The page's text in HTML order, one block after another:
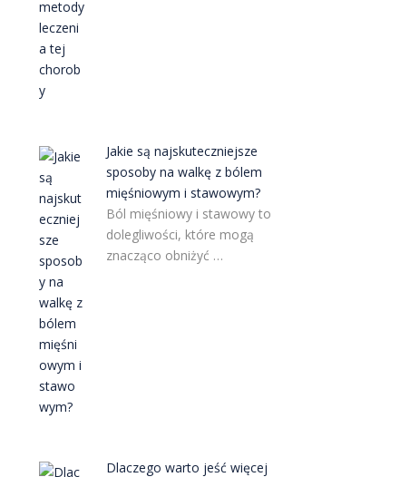
Jakie są najskuteczniejsze
sposoby na walkę z bólem
mięśniowym i stawowym?
Ból mięśniowy i stawowy to
dolegliwości, które mogą
znacząco obniżyć …
Dlaczego warto jeść więcej